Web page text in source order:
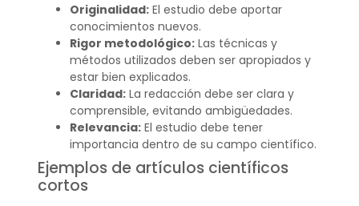
Originalidad:El estudio debe aportar
conocimientos nuevos.
Rigor metodológico:Las técnicas y
métodos utilizados deben ser apropiados y
estar bien explicados.
Claridad:La redacción debe ser clara y
comprensible, evitando ambigüedades.
Relevancia:El estudio debe tener
importancia dentro de su campo científico.
Ejemplos de artículos científicos
cortos